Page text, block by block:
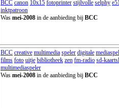
BCC canon 10x15 fotoprinter stijlvolle selphy e51
inktpatroon
Was mei-2008 in de aanbieding bij BCC
BCC creative multimedia speler digitale
films foto uitje bibliotheek zen fm-radio sd-
multimediaspeler
Was mei-2008 in de aanbieding bij BCC